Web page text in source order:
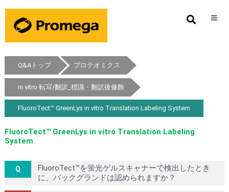
Q&Aトップ プロテオミクス
in vitro 転写/翻訳_標識・翻訳後修飾
FluoroTect™ GreenLys in vitro Translation Labeling System
FluoroTect™ GreenLys in vitro Translation Labeling
System
FluoroTect™を蛍光ゲルスキャナーで検出したとき
に、バックグランドは認められますか？